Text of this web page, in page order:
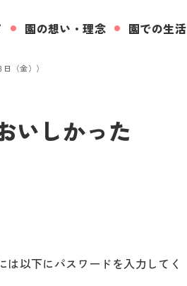
園の想い・理念 園での生活
（金））
いしかった
以下にパスワードを入力してく